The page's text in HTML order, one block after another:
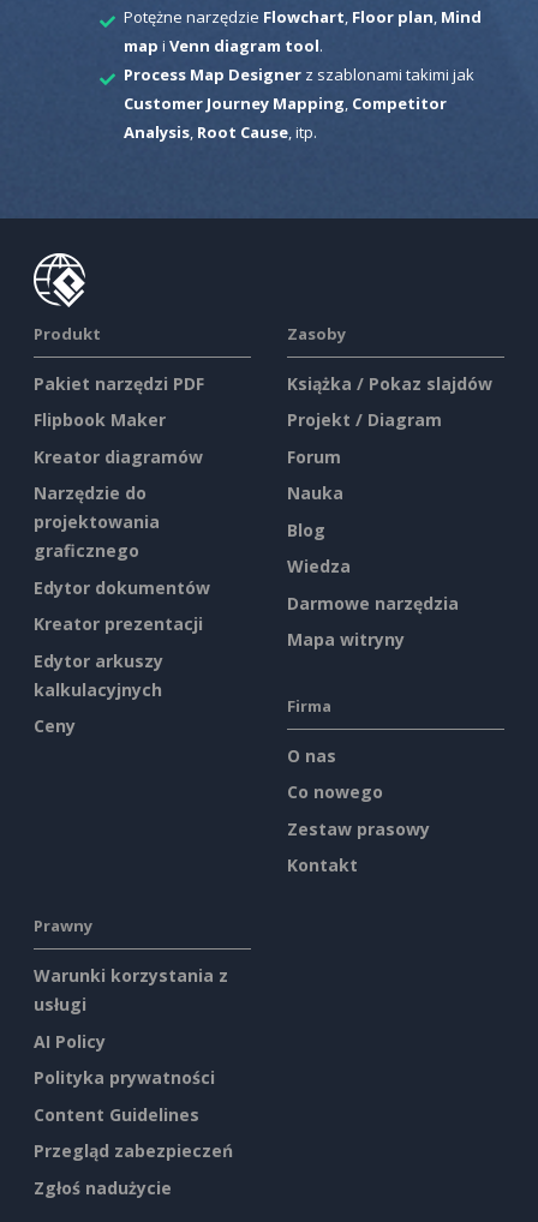
Potężne narzędzie Flowchart Floor plan Mind
map i Venn diagram tool.
Process Map Designerz szablonami takimi jak
Customer Journey Mapping Competitor
Analysis, Root Cause, itp.
Produkt
Pakiet narzędzi PDF
Flipbook Maker
Kreator diagramów
Narzędzie do
projektowania
graficznego
Edytor dokumentów
Kreator prezentacji
Edytor arkuszy
kalkulacyjnych
Ceny
Zasoby
Książka / Pokaz slajdów
Projekt / Diagram
Forum
Nauka
Blog
Wiedza
Darmowe narzędzia
Mapa witryny
Firma
O nas
Co nowego
Zestaw prasowy
Kontakt
Prawny
Warunki korzystania z
usługi
AI Policy
Polityka prywatności
Content Guidelines
Przegląd zabezpieczeń
Zgłoś nadużycie